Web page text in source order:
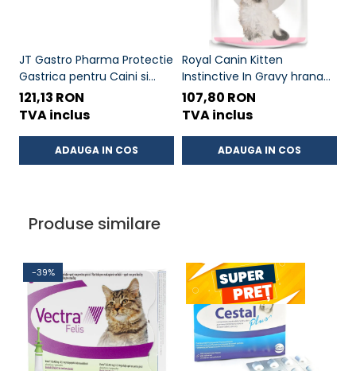
JT Gastro Pharma Protectie
Gastrica pentru Caini si
Pisici 55 Ml
121,13 RON
TVA inclus
ADAUGA IN COS
Royal Canin Kitten
Instinctive In Gravy hrana
umeda in sos pentru pisica,
12 x 85 g
107,80 RON
TVA inclus
ADAUGA IN COS
Produse similare
-39%